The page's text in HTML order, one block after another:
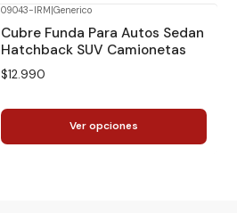
09043-IRM|Generico
Cubre Funda Para Autos Sedan
Hatchback SUV Camionetas
$12.990
Ver opciones